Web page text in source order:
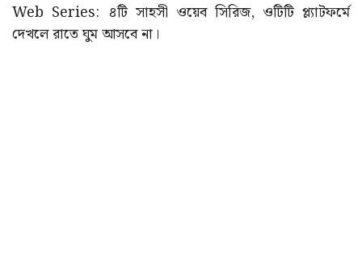
Web Series: ৪টি সাহসী ওয়েব সিরিজ, ওটিটি প্ল্যাটফর্মে
দেখলে রাতে ঘুম আসবে না।